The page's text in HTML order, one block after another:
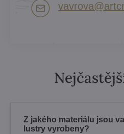
Z jakého materiálu jsou
lustry vyrobeny?